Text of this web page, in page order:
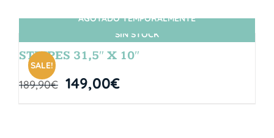
SIN STOCK
SALE!
AGOTADO TEMPORALMENTE
STRIPES 31,5″ X 10″
189,90€ 149,00€